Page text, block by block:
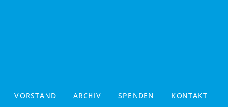
VORSTAND ARCHIV SPENDEN KONTAKT